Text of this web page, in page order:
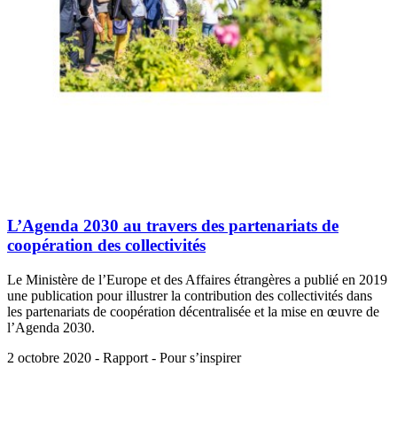
L’Agenda 2030 au travers des partenariats de
coopération des collectivités
Le Ministère de l’Europe et des Affaires étrangères a publié en 2019
une publication pour illustrer la contribution des collectivités dans
les partenariats de coopération décentralisée et la mise en œuvre de
l’Agenda 2030.
2 octobre 2020 - Rapport - Pour s’inspirer